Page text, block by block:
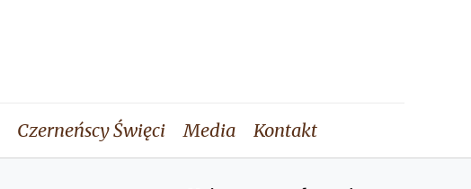
Czerneńscy Święci Media Kontakt